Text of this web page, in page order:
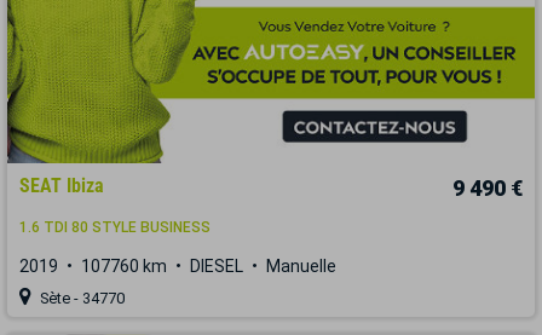
SEAT Ibiza 9 490 €
1.6 TDI 80 STYLE BUSINESS
2019 107760 km DIESEL Manuelle
Sète - 34770